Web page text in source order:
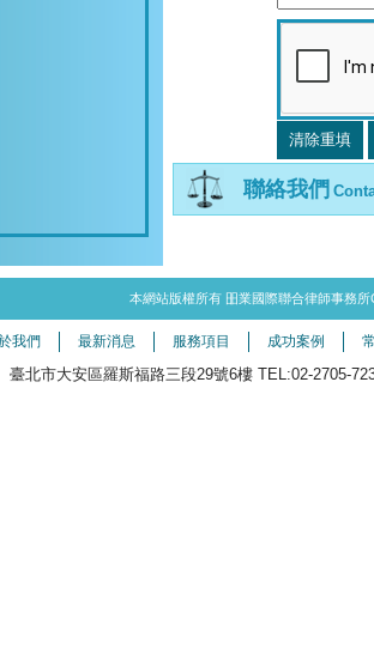
聯絡我們
本網站版權所有 昍業國際聯合律師事務
我們 最新消息 服務項目 成功案例
臺北市大安區羅斯福路三段29號6樓 TEL:02-2705-